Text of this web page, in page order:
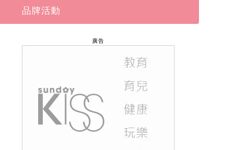
品牌活動
廣告